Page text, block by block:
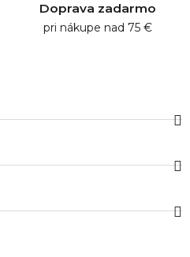
Doprava zadarmo
pri nákupe nad 75 €